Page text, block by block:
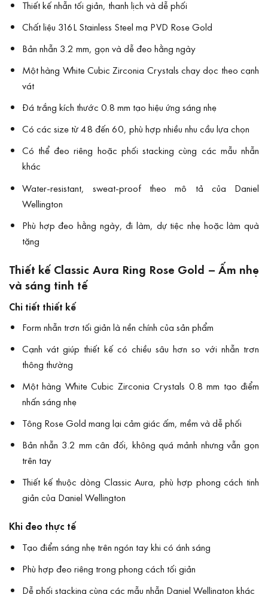
Thiết kế nhẫn tối giản, thanh lịch và dễ phối
Chất liệu 316L Stainless Steel mạ PVD Rose Gold
Bản nhẫn 3.2 mm, gọn và dễ đeo hằng ngày
Một hàng White Cubic Zirconia Crystals chạy dọc theo cạnh
vát
Đá trắng kích thước 0.8 mm tạo hiệu ứng sáng nhẹ
Có các size từ 48 đến 60, phù hợp nhiều nhu cầu lựa chọn
Có thể đeo riêng hoặc phối stacking cùng các mẫu nhẫn
khác
Water-resistant, sweat-proof theo mô tả của Daniel
Wellington
Phù hợp đeo hằng ngày, đi làm, dự tiệc nhẹ hoặc làm quà
tặng
Thiết kế Classic Aura Ring Rose Gold – Ấm nhẹ
và sáng tinh tế
Chi tiết thiết kế
Form nhẫn trơn tối giản là nền chính của sản phẩm
Cạnh vát giúp thiết kế có chiều sâu hơn so với nhẫn trơn
thông thường
Một hàng White Cubic Zirconia Crystals 0.8 mm tạo điểm
nhấn sáng nhẹ
Tông Rose Gold mang lại cảm giác ấm, mềm và dễ phối
Bản nhẫn 3.2 mm cân đối, không quá mảnh nhưng vẫn gọn
trên tay
Thiết kế thuộc dòng Classic Aura, phù hợp phong cách tinh
giản của Daniel Wellington
Khi đeo thực tế
Tạo điểm sáng nhẹ trên ngón tay khi có ánh sáng
Phù hợp đeo riêng trong phong cách tối giản
Dễ phối stacking cùng các mẫu nhẫn Daniel Wellington khác